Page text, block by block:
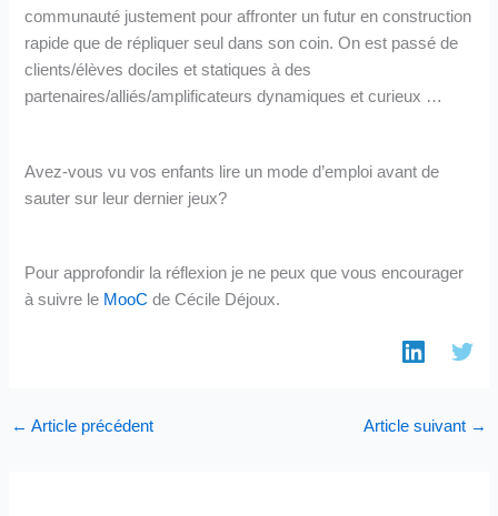
communauté justement pour affronter un futur en construction
rapide que de répliquer seul dans son coin. On est passé de
clients/élèves dociles et statiques à des
partenaires/alliés/amplificateurs dynamiques et curieux …
Avez-vous vu vos enfants lire un mode d’emploi avant de
sauter sur leur dernier jeux?
Pour approfondir la réflexion je ne peux que vous encourager
à suivre le MooC de Cécile Déjoux.
← Article précédent Article suivant →